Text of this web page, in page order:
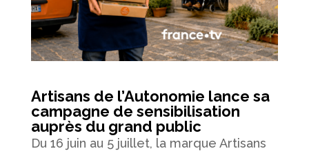
Artisans de l’Autonomie lance sa
campagne de sensibilisation
auprès du grand public
Du 16 juin au 5 juillet, la marque Artisans